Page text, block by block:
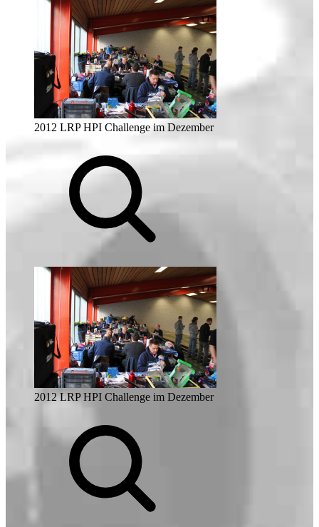
2012 LRP HPI Challenge im Dezember
2012 LRP HPI Challenge im Dezember